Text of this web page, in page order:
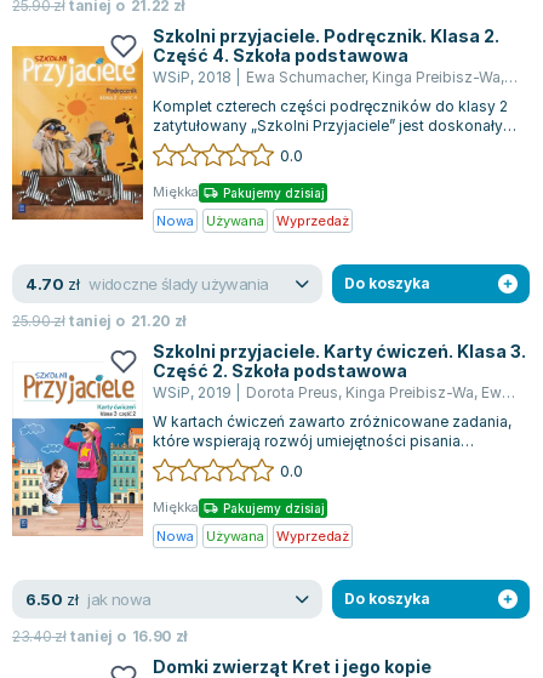
Książki o naukach politycznych dla studentów
Książki do nauk przyrodniczych dla studentów
Książki do nauk społecznych dla studentów
Książki do nauk ścisłych dla studentów
Prawo - książki dla studentów
Technologia żywności - książki
Zarządzanie i marketing - książki
Podręczniki dla nauczycieli - metodyka
Repetytoria, testy i materiały pomocnicze
Bolesław Prus
Clive Cussler
Wanda Chotomska
Józef Ignacy Kraszewski
Clive Staples Lewis
Martyna Wojciechowska
Melissa De la Cruz
Jaś Kapela
Agatha Christie
Witold Gadowski
Jan Pietrzak
Marcin Kowalczyk
Piotr Zychowicz
Joanna Jabłczyńska
Piotr Kościelny
Jan Piński
Agata Passent
Michel Moran
Maciej Orłoś
25.90złtaniej o 21.22 zł
Szkolni przyjaciele. Podręcznik. Klasa 2.
Część 4. Szkoła podstawowa
WSiP, 2018 Ewa Schumacher, Kinga Preibisz-Wa,
Komplet czterech części podręczników do klasy 2
zatytułowany „Szkolni Przyjaciele” jest doskonałym
narzędziem, które łączy edukacj...
0.0
Miękka Pakujemy dzisiaj
Nowa Używana Wyprzedaż
4.70 zł widoczne ślady używania
25.90złtaniej o 21.20 zł
Do koszyka
Szkolni przyjaciele. Karty ćwiczeń. Klasa 3.
Część 2. Szkoła podstawowa
WSiP, 2019 Dorota Preus, Kinga Preibisz-Wa, Ewa Schumacher
W kartach ćwiczeń zawarto zróżnicowane zadania,
które wspierają rozwój umiejętności pisania
poprzez krótkie teksty, przy jednoczes...
0.0
Miękka Pakujemy dzisiaj
Nowa Używana Wyprzedaż
6.50 zł jak nowa
23.40złtaniej o 16.90 zł
Do koszyka
Domki zwierząt Kret i jego kopie